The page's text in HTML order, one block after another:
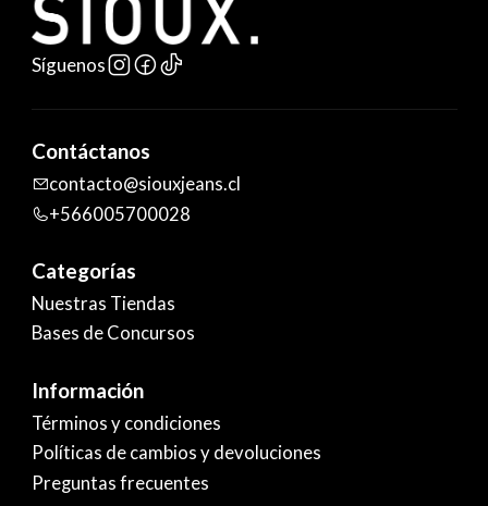
Síguenos
Contáctanos
contacto@siouxjeans.cl
+566005700028
Categorías
Nuestras Tiendas
Bases de Concursos
Información
Términos y condiciones
Políticas de cambios y devoluciones
Preguntas frecuentes